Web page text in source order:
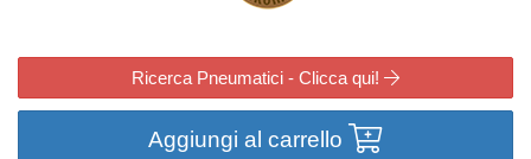
Ricerca Pneumatici - Clicca qui!
Aggiungi al carrello